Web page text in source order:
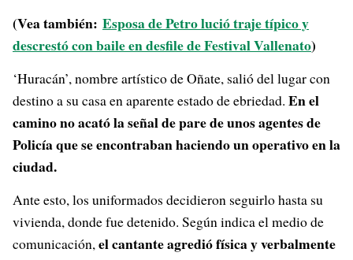
(Vea también: Esposa de Petro lució traje típico y
descrestó con baile en desfile de Festival Vallenato)
‘Huracán’, nombre artístico de Oñate, salió del lugar con
destino a su casa en aparente estado de ebriedad. En el
camino no acató la señal de pare de unos agentes de
Policía que se encontraban haciendo un operativo en la
ciudad.
Ante esto, los uniformados decidieron seguirlo hasta su
vivienda, donde fue detenido. Según indica el medio de
comunicación,el cantante agredió física y verbalmente